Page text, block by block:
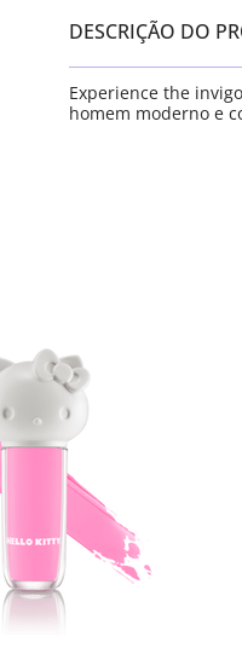
DESCRIÇÃO DO
Experience the
homem moderno e